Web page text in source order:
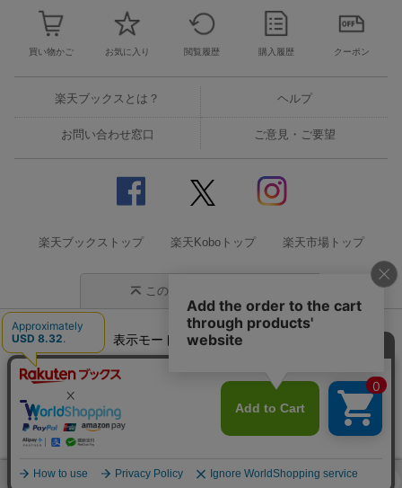
買い物かご お気に入り 閲覧履歴 購入履歴 クーポン
楽天ブックスとは？ ヘルプ
お問い合わせ窓口 ご意見・ご要望
楽天ブックストップ 楽天Koboトップ 楽天市場トップ
このページの先頭に戻る
表示モード モバイル
企業情報 個人情報保護方針